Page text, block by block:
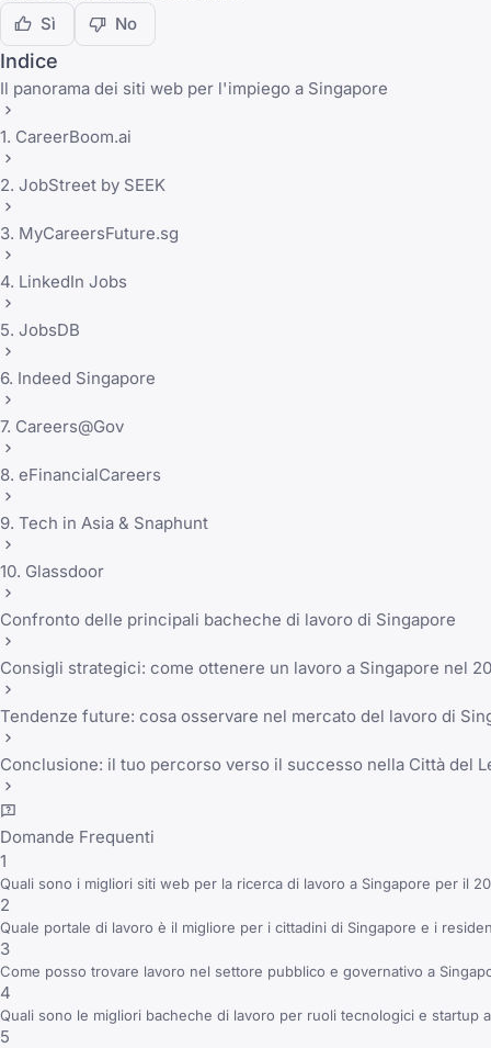
Sì
No
Indice
Il panorama dei siti web per l'impiego a Singapore
1. CareerBoom.ai
2. JobStreet by SEEK
3. MyCareersFuture.sg
4. LinkedIn Jobs
5. JobsDB
6. Indeed Singapore
7. Careers@Gov
8. eFinancialCareers
9. Tech in Asia & Snaphunt
10. Glassdoor
Confronto delle principali bacheche di lavoro di Singapore
Consigli strategici: come ottenere un lavoro a Singapore nel
Tendenze future: cosa osservare nel mercato del lavoro di
Conclusione: il tuo percorso verso il successo nella Città del
Domande Frequenti
1
Quali sono i migliori siti web per la ricerca di lavoro a Singapore per il
2
Quale portale di lavoro è il migliore per i cittadini di Singapore e i
3
Come posso trovare lavoro nel settore pubblico e governativo a
4
Quali sono le migliori bacheche di lavoro per ruoli tecnologici e startup
5